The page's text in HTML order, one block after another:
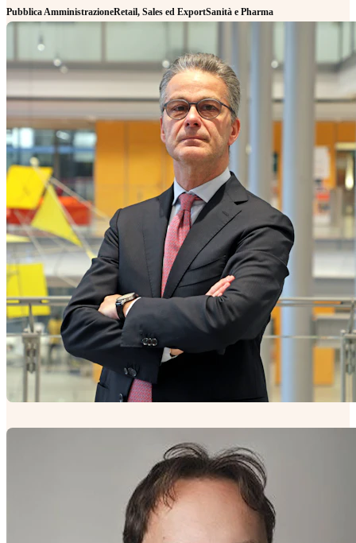
Pubblica AmministrazioneRetail, Sales ed ExportSanità e Pharma